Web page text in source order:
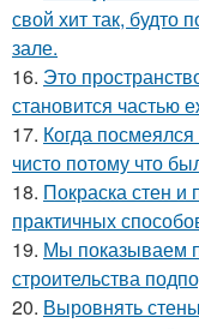
свой хит так, будто
зале.
16. Это
становится частью
17. Когда
чисто потому что
18. Покраска стен и
практичных
19. Мы показываем
строительства
20. Выровнять